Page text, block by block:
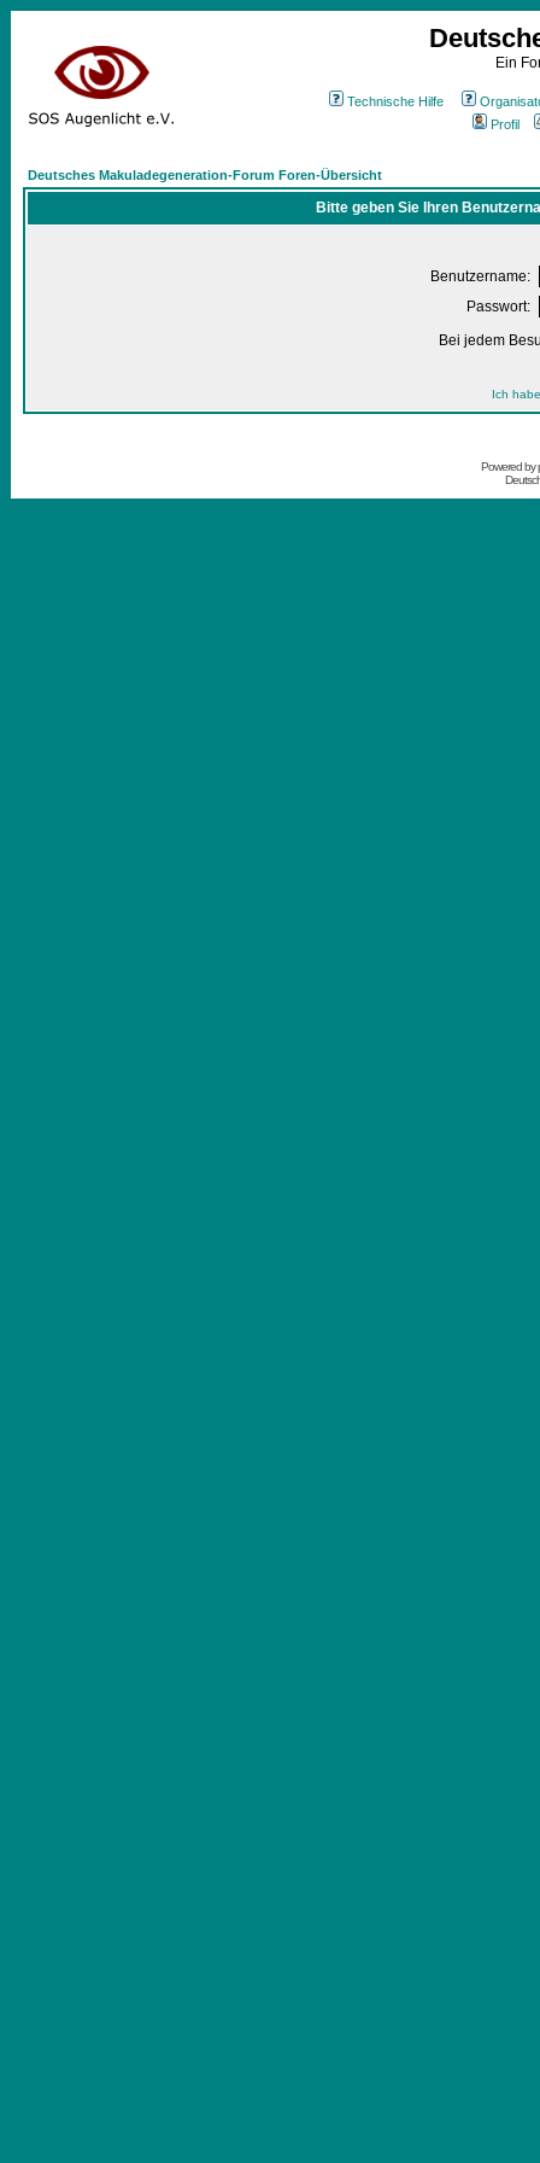
Ein
Technische Hilfe
Profil
Deutsches Makuladegeneration-Forum Foren-Übersicht
Bitte geben Sie Ihren
Benutzername:
Passwort:
Bei jedem
Ich
Powered by